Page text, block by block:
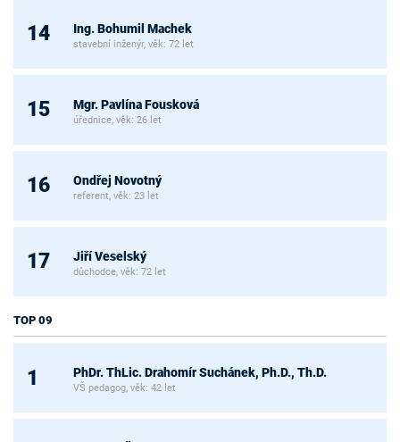
14 Ing. Bohumil Machek
stavební inženýr, věk: 72 let
15 Mgr. Pavlína Fousková
úřednice, věk: 26 let
16 Ondřej Novotný
referent, věk: 23 let
17 Jiří Veselský
důchodce, věk: 72 let
TOP 09
1 PhDr. ThLic. Drahomír Suchánek, Ph.D., Th.D.
VŠ pedagog, věk: 42 let